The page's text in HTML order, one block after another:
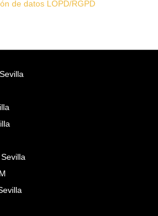
de datos LOPD/RGPD